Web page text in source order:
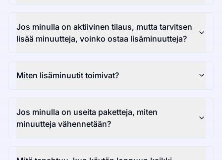
Jos minulla on aktiivinen tilaus, mutta tarvitsen
lisää minuutteja, voinko ostaa lisäminuutteja?
Miten lisäminuutit toimivat?
Jos minulla on useita paketteja, miten
minuutteja vähennetään?